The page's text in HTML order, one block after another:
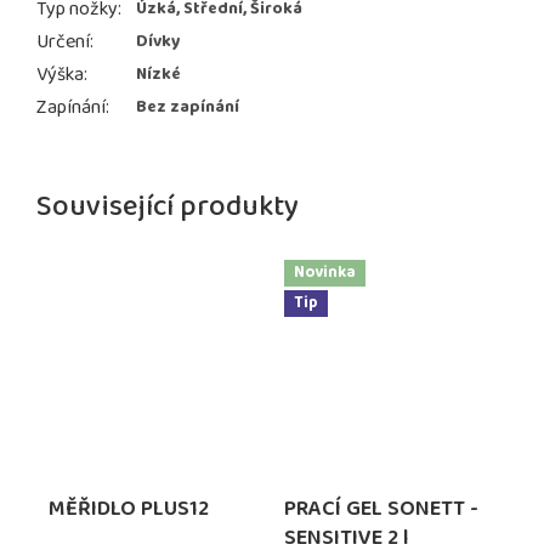
Související produkty
MĚŘIDLO PLUS12
Novinka
Tip
PRACÍ GEL SONETT -
Typ nožky: Úzká, Střední, Široká
Určení: Dívky
Výška: Nízké
Zapínání: Bez zapínání